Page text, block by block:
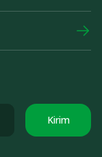
Kirim